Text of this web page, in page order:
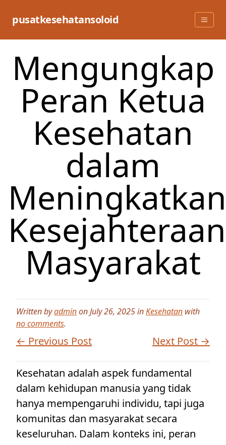
pusatkesehatansoloid
Mengungkap
Peran Ketua
Kesehatan
dalam
Meningkatkan
Kesejahteraan
Masyarakat
Written byadminon July 26, 2025 inKesehatan with
no comments.
← Previous Post Next Post →
Kesehatan adalah aspek fundamental
dalam kehidupan manusia yang tidak
hanya mempengaruhi individu, tapi juga
komunitas dan masyarakat secara
keseluruhan. Dalam konteks ini, peran